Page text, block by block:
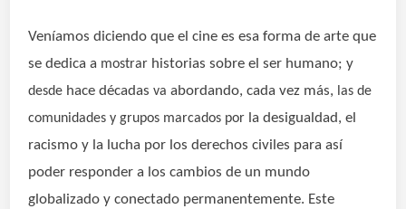
Veníamos diciendo que el cine es esa forma de arte que
se dedica a mostrar historias sobre el ser humano; y
desde hace décadasvaabordando, cada vez más, las de
comunidades y grupos marcados por la desigualdad, el
racismo y la lucha por los derechos civiles para así
poder responder a los cambios de un mundo
globalizado y conectado permanentemente. Este